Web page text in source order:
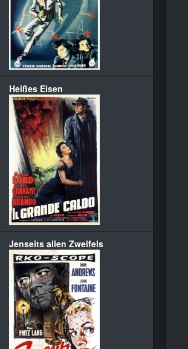
Heißes Eisen
Jenseits allen Zweifels